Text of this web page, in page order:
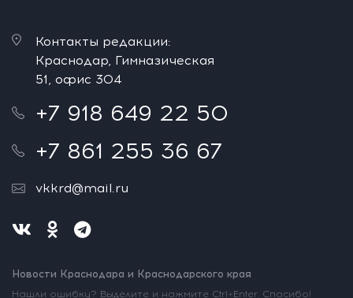
Контакты редакции:
Краснодар, Гимназическая
51, офис 304
+7 918 649 22 50
+7 861 255 36 67
vkkrd@mail.ru
Новости Краснодара и Краснодарского края
Нашли ошибку? Выделите и нажмите Ctrl+Enter. Спасибо!